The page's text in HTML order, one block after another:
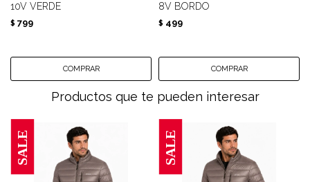
10V VERDE
$ 799
8V BORDO
$ 499
Productos que te pueden interesar